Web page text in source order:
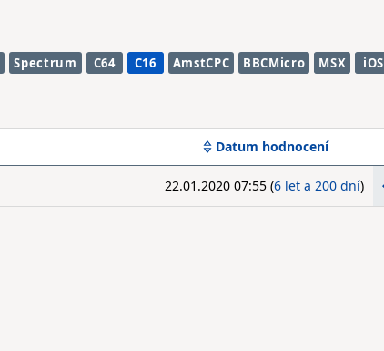
Spectrum C64 C16 AmstCPC BBCMicro MSX iOS
Datum hodnocení
22.01.2020 07:55 (6 let a 200 dní)